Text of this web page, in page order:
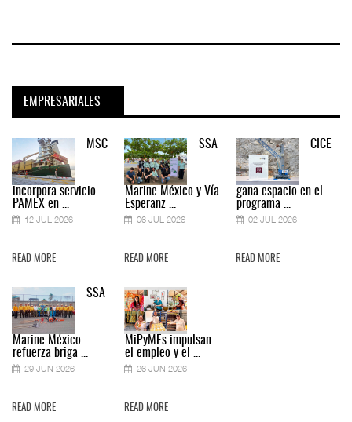
EMPRESARIALES
MSC
incorpora servicio
PAMEX en ...
12 JUL 2026
READ MORE
SSA
Marine México
refuerza briga ...
29 JUN 2026
READ MORE
SSA
Marine México y Vía
Esperanz ...
06 JUL 2026
READ MORE
MiPyMEs impulsan
el empleo y el ...
26 JUN 2026
READ MORE
CICE
gana espacio en el
programa ...
02 JUL 2026
READ MORE